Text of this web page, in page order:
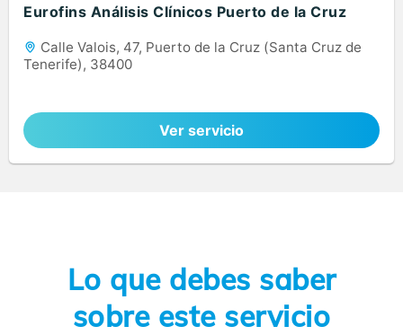
Eurofins Análisis Clínicos Puerto de la Cruz
Calle Valois, 47, Puerto de la Cruz (Santa Cruz de
Tenerife), 38400
Ver servicio
Lo que debes saber
sobre este servicio